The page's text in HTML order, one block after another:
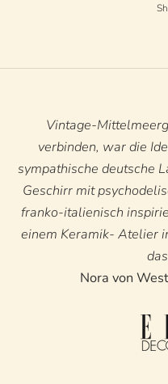
Vintage-
verbinden, war die
sympathische deutsche
Geschirr mit
franko-italienisch
einem Keramik- Atelier
Nora von